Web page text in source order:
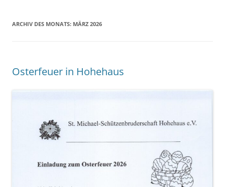
ARCHIV DES MONATS: MÄRZ 2026
Osterfeuer in Hohehaus